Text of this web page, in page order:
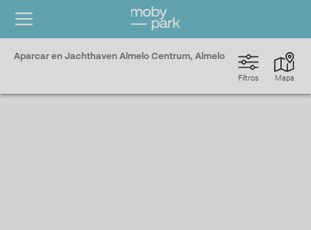
Aparcar en Jachthaven Almelo Centrum, Almelo
Mapa
Filtros